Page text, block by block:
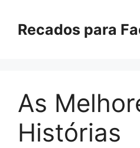
paraRecados para
As
Histórias